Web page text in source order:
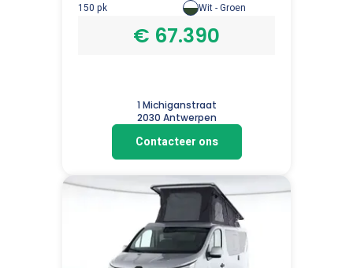
150 pk
Wit - Groen
€ 67.390
1 Michiganstraat
2030 Antwerpen
Contacteer ons